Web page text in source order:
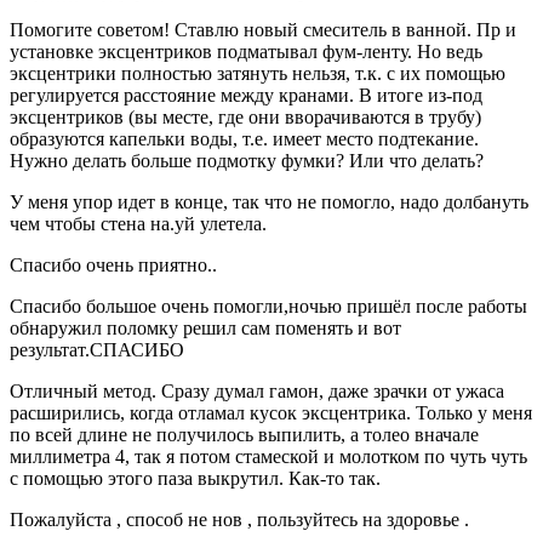
Помогите советом! Ставлю новый смеситель в ванной. Пр и
установке эксцентриков подматывал фум-ленту. Но ведь
эксцентрики полностью затянуть нельзя, т.к. с их помощью
регулируется расстояние между кранами. В итоге из-под
эксцентриков (вы месте, где они вворачиваются в трубу)
образуются капельки воды, т.е. имеет место подтекание.
Нужно делать больше подмотку фумки? Или что делать?
У меня упор идет в конце, так что не помогло, надо долбануть
чем чтобы стена на.уй улетела.
Спасибо очень приятно..
Спасибо большое очень помогли,ночью пришёл после работы
обнаружил поломку решил сам поменять и вот
результат.СПАСИБО
Отличный метод. Сразу думал гамон, даже зрачки от ужаса
расширились, когда отламал кусок эксцентрика. Только у меня
по всей длине не получилось выпилить, а толео вначале
миллиметра 4, так я потом стамеской и молотком по чуть чуть
с помощью этого паза выкрутил. Как-то так.
Пожалуйста , способ не нов , пользуйтесь на здоровье .